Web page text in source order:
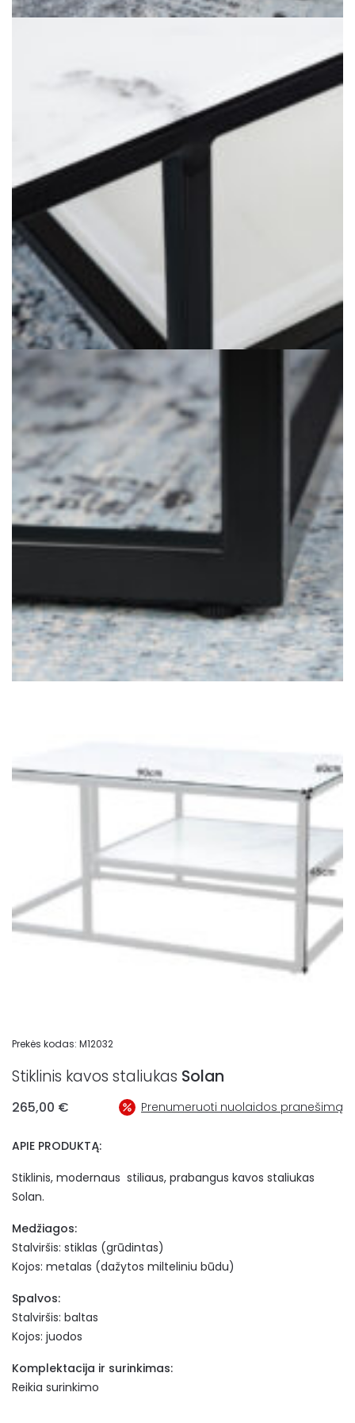
Prekės kodas: M12032
Stiklinis kavos staliukas Solan
265,00 € Prenumeruoti nuolaidos pranešimą
APIE PRODUKTĄ:
Stiklinis, modernaus stiliaus, prabangus kavos staliukas
Solan.
Medžiagos:
Stalviršis: stiklas (grūdintas)
Kojos: metalas (dažytos milteliniu būdu)
Spalvos:
Stalviršis: baltas
Kojos: juodos
Komplektacija ir surinkimas:
Reikia surinkimo